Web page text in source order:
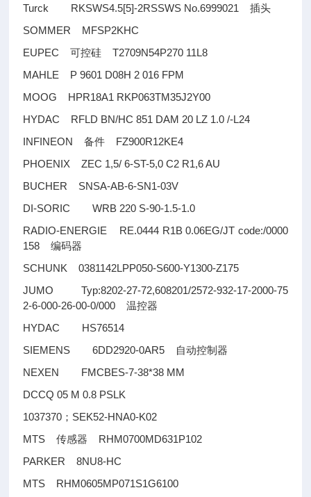
Turck RKSWS4.5[5]-2RSSWS No.6999021插头
SOMMER MFSP2KHC
EUPEC可控硅 T2709N54P270 11L8
MAHLE P 9601 D08H 2 016 FPM
MOOG HPR18A1 RKP063TM35J2Y00
HYDAC RFLD BN/HC 851 DAM 20 LZ 1.0 /-L24
INFINEON备件 FZ900R12KE4
PHOENIX ZEC 1,5/ 6-ST-5,0 C2 R1,6 AU
BUCHER SNSA-AB-6-SN1-03V
DI-SORIC WRB 220 S-90-1.5-1.0
RADIO-ENERGIE RE.0444 R1B 0.06EG/JT code:/0000
158编码器
SCHUNK 0381142LPP050-S600-Y1300-Z175
JUMO Typ:8202-27-72,608201/2572-932-17-2000-75
2-6-000-26-00-0/000温控器
HYDAC HS76514
SIEMENS 6DD2920-0AR5
自动控制器
NEXEN FMCBES-7-38*38 MM
DCCQ 05 M 0.8 PSLK
1037370 ； SEK52-HNA0-K02
MTS传感器
RHM0700MD631P102
PARKER 8NU8-HC
MTS RHM0605MP071S1G6100